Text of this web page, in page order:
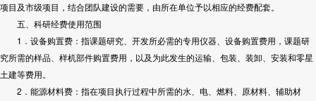
项目及市级项目，结合团队建设的需要，由所在单位予以相应的经费配套。
五、科研经费使用范围
1．设备购置费：指课题研究、开发所必需的专用仪器、设备购置费用，课题研
究所需的样品、样机部件购置费用，以及为此发生的运输、包装、装卸、安装和零星
土建等费用。
2．能源材料费：指在项目执行过程中所需的水、电、燃料、原材料、辅助材